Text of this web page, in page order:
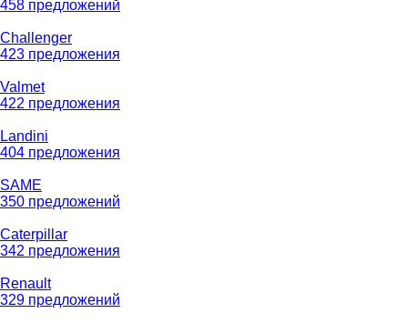
458 предложений
Challenger
423 предложения
Valmet
422 предложения
Landini
404 предложения
SAME
350 предложений
Caterpillar
342 предложения
Renault
329 предложений